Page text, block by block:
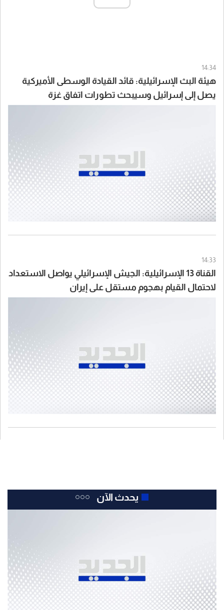
14:34
هيئة البث الإسرائيلية: قائد القيادة الوسطى الأميركية
يصل إلى إسرائيل وسيبحث تطورات اتفاق غزة
14:33
القناة 13 الإسرائيلية: الجيش الإسرائيلي يواصل الاستعداد
لاحتمال القيام بهجوم مستقل على إيران
يحدث الآن